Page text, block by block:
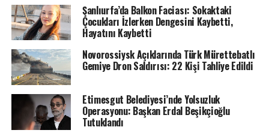
Şanlıurfa’da Balkon Faciası: Sokaktaki
Çocukları İzlerken Dengesini Kaybetti,
Hayatını Kaybetti
Novorossiysk Açıklarında Türk Mürettebatlı
Gemiye Dron Saldırısı: 22 Kişi Tahliye Edildi
Etimesgut Belediyesi’nde Yolsuzluk
Operasyonu: Başkan Erdal Beşikçioğlu
Tutuklandı